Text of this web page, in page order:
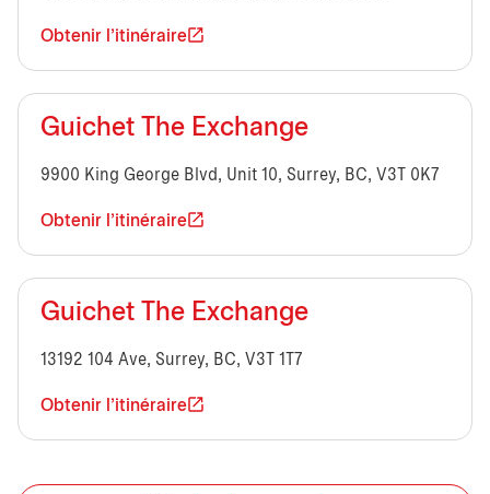
Obtenir l'itinéraire
Guichet The Exchange
9900 King George Blvd, Unit 10, Surrey, BC, V3T 0K7
Obtenir l'itinéraire
Guichet The Exchange
13192 104 Ave, Surrey, BC, V3T 1T7
Obtenir l'itinéraire